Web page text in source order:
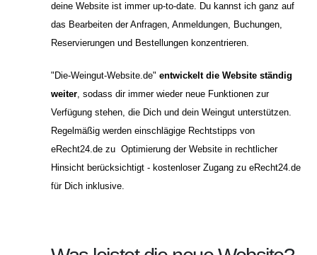
deine Website ist immer up-to-date. Du kannst ich ganz auf
das Bearbeiten der Anfragen, Anmeldungen, Buchungen,
Reservierungen und Bestellungen konzentrieren.
"Die-Weingut-Website.de" entwickelt die Website ständig
weiter, sodass dir immer wieder neue Funktionen zur
Verfügung stehen, die Dich und dein Weingut unterstützen.
Regelmäßig werden einschlägige Rechtstipps von
eRecht24.de zu Optimierung der Website in rechtlicher
Hinsicht berücksichtigt - kostenloser Zugang zu eRecht24.de
für Dich inklusive.